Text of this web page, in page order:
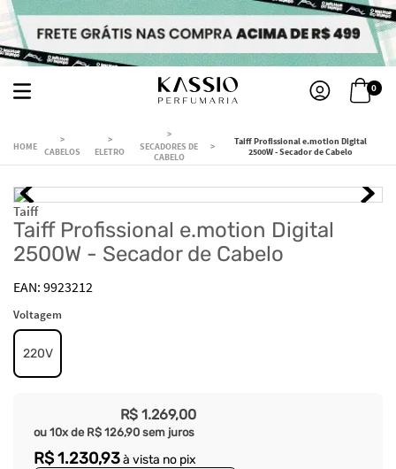
0
CABELOS ELETRO
SECADORES DE
CABELO
Taiff Profissional e.motion Digital
2500W - Secador de Cabelo
Taiff
Taiff Profissional e.motion Digital
2500W - Secador de Cabelo
9923212
Voltagem
220V
R$ 1.269,00
ou 10x de R$ 126,90 sem juros
R$1.230,93à vista no pix